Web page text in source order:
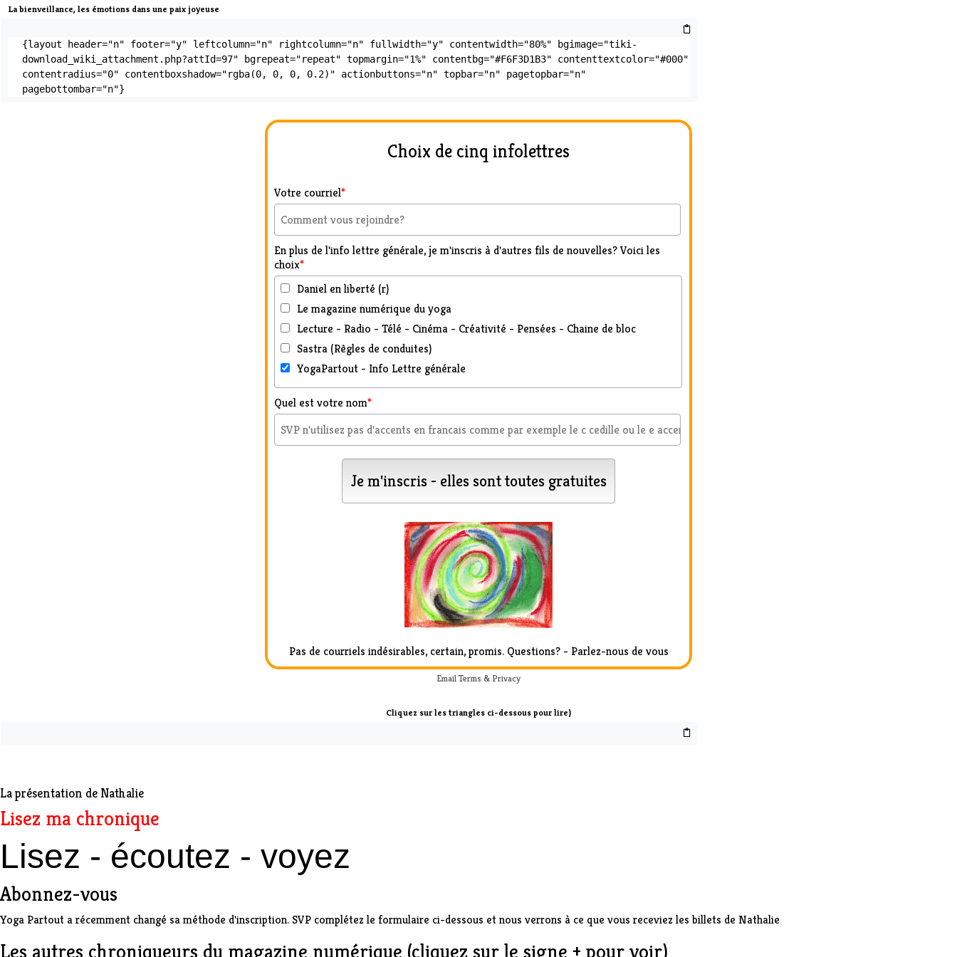
La bienveillance, les émotions dans une paix joyeuse
{layout header="n" footer="y" leftcolumn="n" rightcolumn="n" fullwidth="y" contentwidth="80%" bgimage="tiki-
download_wiki_attachment.php?attId=97" bgrepeat="repeat" topmargin="1%" contentbg="#F6F3D1B3" contenttextcolor="#000"
contentradius="0" contentboxshadow="rgba(0, 0, 0, 0.2)" actionbuttons="n" topbar="n" pagetopbar="n"
pagebottombar="n"}
Choix de cinq infolettres
Votre courriel*
En plus de l'info lettre générale, je m'inscris à d'autres fils de nouvelles? Voici les
choix*
Daniel en liberté (r)
Le magazine numérique du yoga
Lecture - Radio - Télé - Cinéma - Créativité - Pensées - Chaine de bloc
Sastra (Rêgles de conduites)
YogaPartout - Info Lettre générale
Quel est votre nom*
Pas de courriels indésirables, certain, promis. Questions? - Parlez-nous de vous
EmailTerms & Privacy
Cliquez sur les triangles ci-dessous pour lire)
La présentation de Nathalie
Lisez ma chronique
Lisez - écoutez - voyez
Abonnez-vous
Yoga Partout a récemment changé sa méthode d'inscription. SVP complétez le formulaire ci-dessous et nous verrons à ce que vous receviez les billets de Nathalie
Les autres chroniqueurs du magazine numérique (cliquez sur le signe + pour voir)